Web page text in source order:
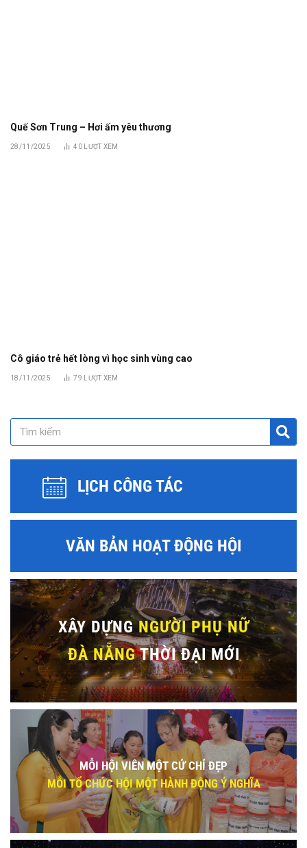
Quế Sơn Trung – Hơi ấm yêu thương
28/11/2025 40 LƯỢT XEM
Cô giáo trẻ hết lòng vì học sinh vùng cao
18/11/2025 79 LƯỢT XEM
LỊCH CÔNG TÁC
VĂN BẢN HOẠT ĐỘNG HỘI
XÂY DỰNGNGƯỜI PHỤ NỮ
ĐÀ NẴNGTHỜI ĐẠI MỚI
MỖI HỘI VIÊN MỘT CỬ CHỈ ĐẸP
MỖI TỔ CHỨC HỘI MỘT HÀNH ĐỘNG Ý NGHĨA